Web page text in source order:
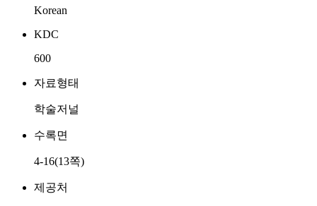
Korean
KDC
600
자료형태
학술저널
수록면
4-16(13쪽)
제공처